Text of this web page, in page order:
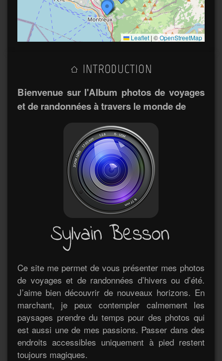
Leaflet | ©OpenStreetMap
INTRODUCTION
Bienvenue sur l'Album photos de voyages
et de randonnées à travers le monde de
Ce site me permet de vous présenter mes photos
de voyages et de randonnées d’hivers ou d’été.
J’aime bien découvrir de nouveaux horizons. En
marchant, je peux contempler calmement les
paysages prendre du temps pour des photos qui
est aussi une de mes passions. Passer dans des
endroits accessibles uniquement à pied restent
toujours magiques.